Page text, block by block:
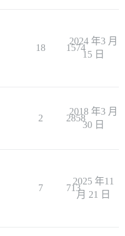
18 1574
2024 年3 月
15 日
2 2858
2018 年3 月
30 日
7 713
2025 年11
月 21 日